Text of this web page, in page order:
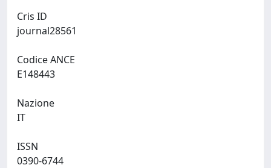
Cris ID
Codice ANCE
Nazione
ISSN